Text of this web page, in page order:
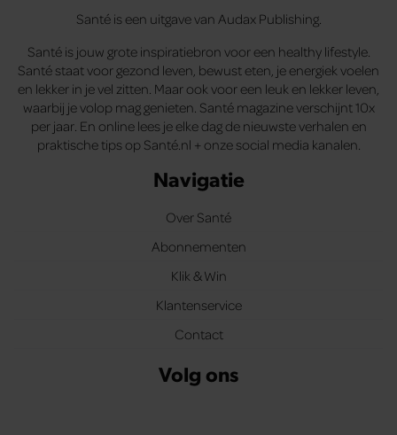
Santé is een uitgave van Audax Publishing.
Santé is jouw grote inspiratiebron voor een healthy lifestyle.
Santé staat voor gezond leven, bewust eten, je energiek voelen
en lekker in je vel zitten. Maar ook voor een leuk en lekker leven,
waarbij je volop mag genieten. Santé magazine verschijnt 10x
per jaar. En online lees je elke dag de nieuwste verhalen en
praktische tips op Santé.nl + onze social media kanalen.
Navigatie
Over Santé
Abonnementen
Klik & Win
Klantenservice
Contact
Volg ons